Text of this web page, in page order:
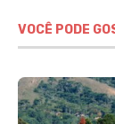
VOCÊ PODE